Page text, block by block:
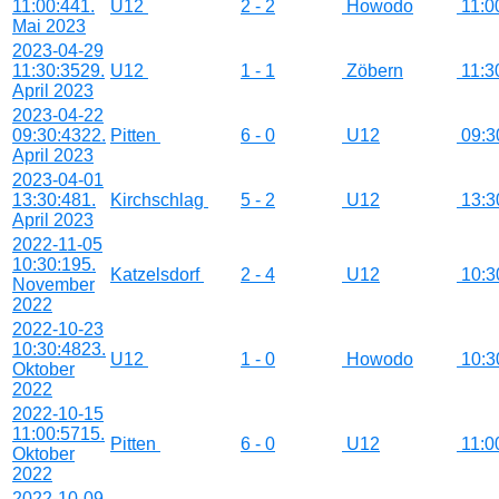
11:00:441.
Mai 2023
U12 2 - 2 Howodo
2023-04-29
11:30:3529.
April 2023
U12 1 - 1 Zöbern
2023-04-22
09:30:4322.
April 2023
Pitten 6 - 0 U12
2023-04-01
13:30:481.
April 2023
Kirchschlag 5 - 2 U12
2022-11-05
10:30:195.
November
2022
Katzelsdorf 2 - 4 U12
2022-10-23
10:30:4823.
Oktober
2022
U12 1 - 0 Howodo
2022-10-15
11:00:5715.
Oktober
2022
Pitten 6 - 0 U12